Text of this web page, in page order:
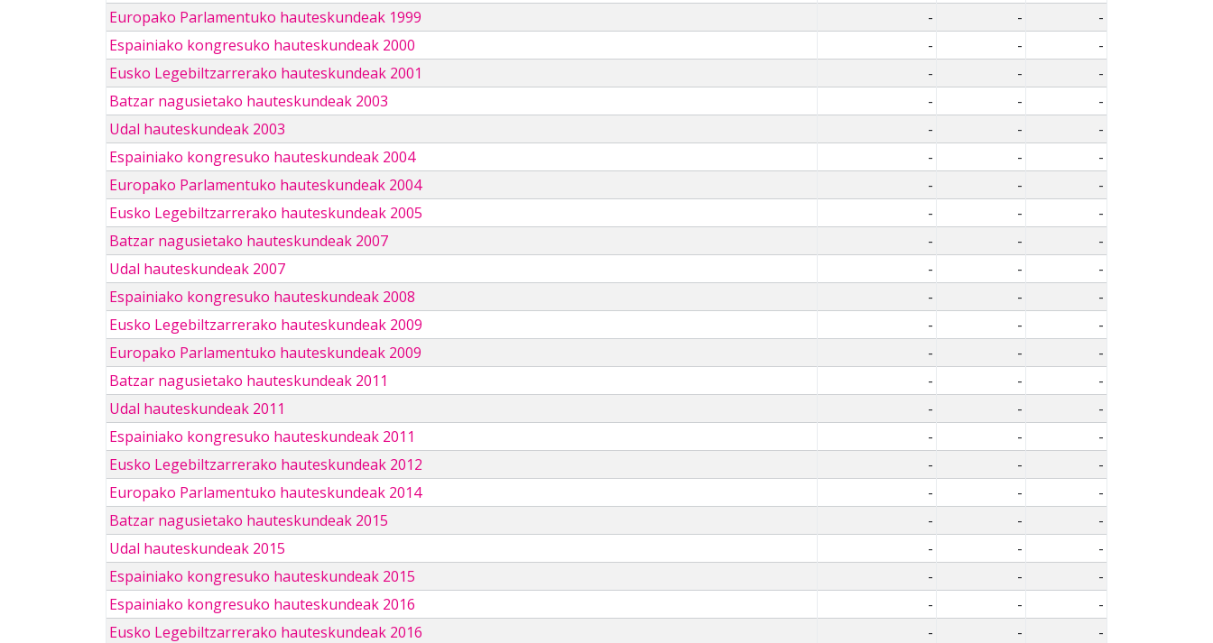
Europako Parlamentuko hauteskundeak 1999
- -
-
Espainiako kongresuko hauteskundeak 2000
- -
-
Eusko Legebiltzarrerako hauteskundeak 2001
- -
-
Batzar nagusietako hauteskundeak 2003
- -
-
Udal hauteskundeak 2003
- -
-
Espainiako kongresuko hauteskundeak 2004
- -
-
Europako Parlamentuko hauteskundeak 2004
- -
-
Eusko Legebiltzarrerako hauteskundeak 2005
- -
-
Batzar nagusietako hauteskundeak 2007
- -
-
Udal hauteskundeak 2007
- -
-
Espainiako kongresuko hauteskundeak 2008
- -
-
Eusko Legebiltzarrerako hauteskundeak 2009
- -
-
Europako Parlamentuko hauteskundeak 2009
- -
-
Batzar nagusietako hauteskundeak 2011
- -
-
Udal hauteskundeak 2011
- -
-
Espainiako kongresuko hauteskundeak 2011
- -
-
Eusko Legebiltzarrerako hauteskundeak 2012
- -
-
Europako Parlamentuko hauteskundeak 2014
- -
-
Batzar nagusietako hauteskundeak 2015
- -
-
Udal hauteskundeak 2015
- -
-
Espainiako kongresuko hauteskundeak 2015
- -
-
Espainiako kongresuko hauteskundeak 2016
- -
-
Eusko Legebiltzarrerako hauteskundeak 2016
- -
-